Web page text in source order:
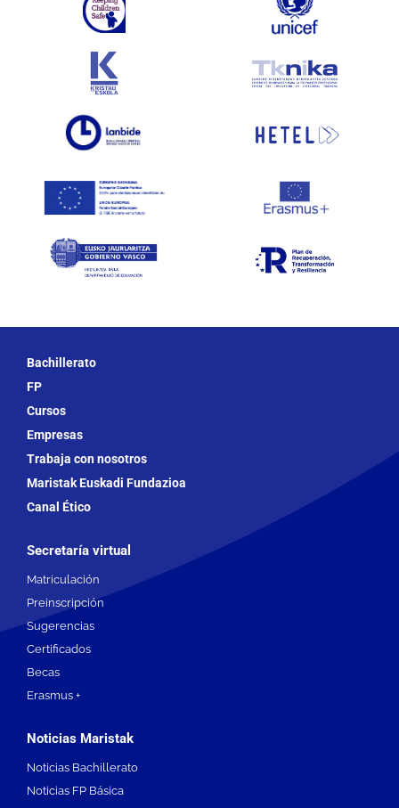
Bachillerato
FP
Cursos
Empresas
Trabaja con nosotros
Maristak Euskadi Fundazioa
Canal Ético
Secretaría virtual
Matriculación
Preinscripción
Sugerencias
Certificados
Becas
Erasmus +
Noticias Maristak
Noticias Bachillerato
Noticias FP Básica